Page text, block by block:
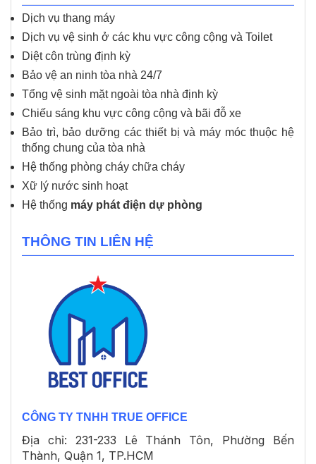
Dịch vụ thang máy
Dịch vụ vệ sinh ở các khu vực công cộng và Toilet
Diệt côn trùng định kỳ
Bảo vệ an ninh tòa nhà 24/7
Tổng vệ sinh mặt ngoài tòa nhà định kỳ
Chiếu sáng khu vực công cộng và bãi đỗ xe
Bảo trì, bảo dưỡng các thiết bị và máy móc thuộc hệ
thống chung của tòa nhà
Hệ thống phòng cháy chữa cháy
Xữ lý nước sinh hoạt
Hệ thống máy phát điện dự phòng
THÔNG TIN LIÊN HỆ
CÔNG TY TNHH TRUE OFFICE
Địa chỉ: 231-233 Lê Thánh Tôn, Phường Bến
Thành, Quận 1, TP.HCM